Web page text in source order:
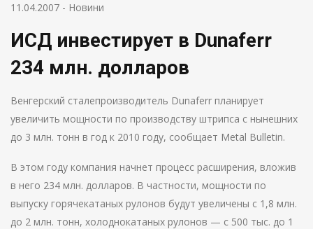
11.04.2007 - Новини
ИСД инвестирует в Dunaferr
234 млн. долларов
Венгерский сталепроизводитель Dunaferr планирует
увеличить мощности по производству штрипса с нынешних
до 3 млн. тонн в год к 2010 году, сообщает Metal Bulletin.
В этом году компания начнет процесс расширения, вложив
в него 234 млн. долларов. В частности, мощности по
выпуску горячекатаных рулонов будут увеличены с 1,8 млн.
до 2 млн. тонн, холоднокатаных рулонов — с 500 тыс. до 1